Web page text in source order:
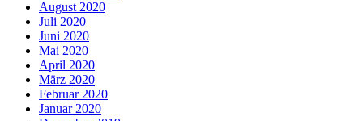
August 2020
Juli 2020
Juni 2020
Mai 2020
April 2020
März 2020
Februar 2020
Januar 2020